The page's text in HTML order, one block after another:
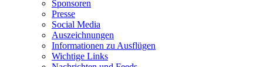
Sponsoren
Presse
Social Media
Auszeichnungen
Informationen zu Ausflügen
Wichtige Links